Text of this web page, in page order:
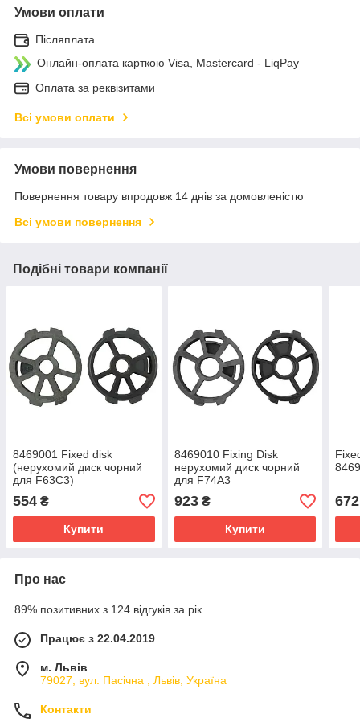
Умови оплати
Післяплата
Онлайн-оплата карткою Visa, Mastercard - LiqPay
Оплата за реквізитами
Всі умови оплати
Умови повернення
Повернення товару впродовж 14 днів за домовленістю
Всі умови повернення
Подібні товари компанії
8469001 Fixed disk
(нерухомий диск чорний
для F63C3)
554 ₴
Купити
8469010 Fixing Disk
нерухомий диск чорний
для F74A3
923₴
Купити
672
Про нас
89% позитивних з 124 відгуків за рік
Працює з 22.04.2019
м. Львів
79027, вул. Пасічна , Львів, Україна
Контакти